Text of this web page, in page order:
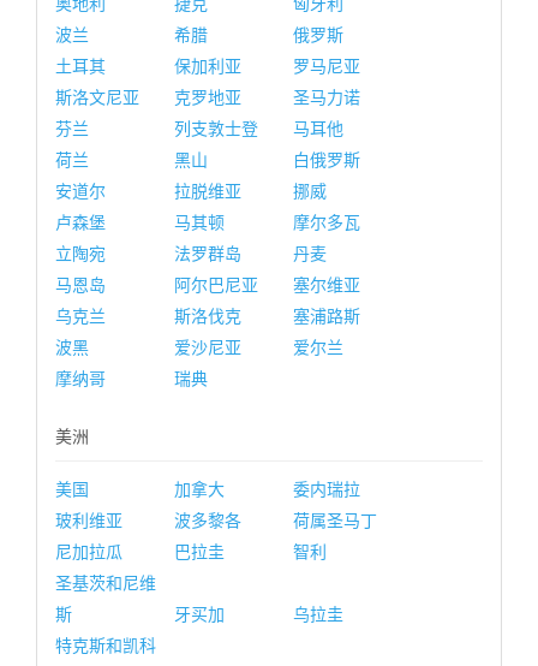
波兰
希腊
俄罗斯
土耳其
保加利亚
罗马尼亚
斯洛文尼亚
克罗地亚
圣马力诺
芬兰
列支敦士登
马耳他
荷兰
黑山
白俄罗斯
安道尔
拉脱维亚
挪威
卢森堡
马其顿
摩尔多瓦
立陶宛
法罗群岛
丹麦
马恩岛
阿尔巴尼亚
塞尔维亚
乌克兰
斯洛伐克
塞浦路斯
波黑
爱沙尼亚
爱尔兰
摩纳哥
瑞典
美洲
美国 加拿大
委内瑞拉
玻利维亚
波多黎各
荷属圣马丁
尼加拉瓜
巴拉圭
智利
圣基茨和尼维
斯
牙买加
乌拉圭
特克斯和凯科